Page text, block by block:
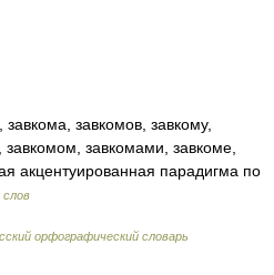
завкомов, завкому,
завкомами, завкоме,
акцентуированная парадигма по
орфографический словарь